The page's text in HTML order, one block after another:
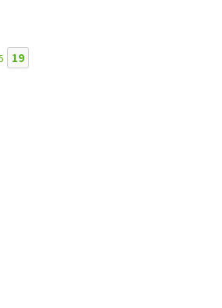
19